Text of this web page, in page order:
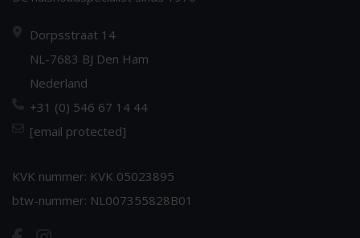
Dorpsstraat 14
NL-7683 BJ Den Ham
Nederland
+31 (0) 546 67 14 44
[email protected]
KVK nummer: KVK 05023895
btw-nummer: NL007355828B01